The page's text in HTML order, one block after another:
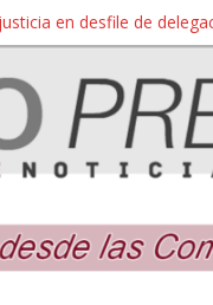
en desfile de
un parque eólico
Oyamel
Salinas del Marqués